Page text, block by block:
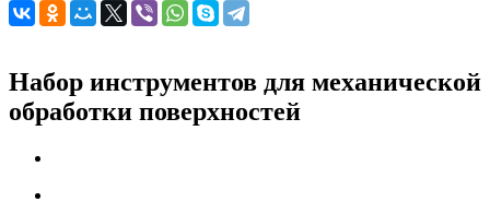
Набор инструментов для механической
обработки поверхностей